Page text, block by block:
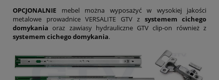
OPCJONALNIE mebel można wyposażyć w wysokiej jakości
metalowe prowadnice VERSALITE GTV z systemem cichego
domykania oraz zawiasy hydrauliczne GTV clip-on również z
systemem cichego domykania.